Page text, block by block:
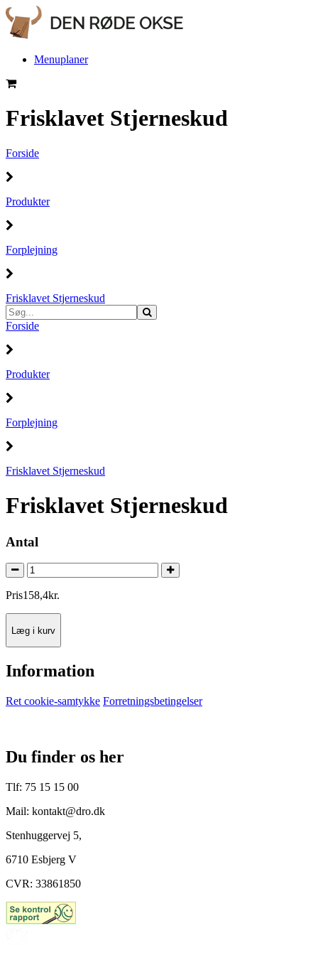
Menuplaner
Frisklavet Stjerneskud
Forside
Produkter
Forplejning
Frisklavet Stjerneskud
Forside
Produkter
Forplejning
Frisklavet Stjerneskud
Frisklavet Stjerneskud
Antal
Pris158,4kr.
Læg i kurv
Information
Ret cookie-samtykke Forretningsbetingelser
Du finder os her
Tlf: 75 15 15 00
Mail: kontakt@dro.dk
Stenhuggervej 5,
6710 Esbjerg V
CVR: 33861850